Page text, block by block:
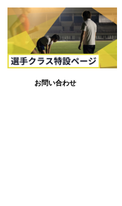
お問い合わせ